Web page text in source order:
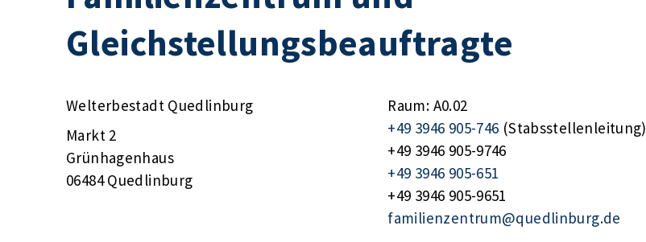
Gleichstellungsbeauftragte
Welterbestadt Quedlinburg
Markt 2
Grünhagenhaus
06484 Quedlinburg
Raum: A0.02
+49 3946 905-746 (Stabsstellenleitung)
+49 3946 905-9746
+49 3946 905-651
+49 3946 905-9651
familienzentrum@quedlinburg.de